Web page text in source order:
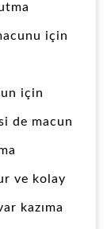
için
için
de macun
ve kolay
kazıma